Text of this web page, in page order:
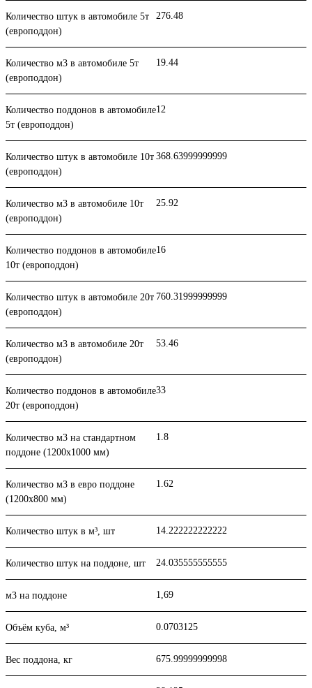
Количество штук в автомобиле 5т
(европоддон)
276.48
Количество м3 в автомобиле 5т
(европоддон)
19.44
Количество поддонов в автомобиле
5т (европоддон)
12
Количество штук в автомобиле 10т
(европоддон)
368.63999999999
Количество м3 в автомобиле 10т
(европоддон)
25.92
Количество поддонов в автомобиле
10т (европоддон)
16
Количество штук в автомобиле 20т
(европоддон)
760.31999999999
Количество м3 в автомобиле 20т
(европоддон)
53.46
Количество поддонов в автомобиле
20т (европоддон)
33
Количество м3 на стандартном
поддоне (1200x1000 мм)
1.8
Количество м3 в евро поддоне
(1200x800 мм)
1.62
Количество штук в м³, шт 14.222222222222
Количество штук на поддоне, шт 24.035555555555
м3 на поддоне 1,69
Объём куба, м³ 0.0703125
Вес поддона, кг 675.99999999998